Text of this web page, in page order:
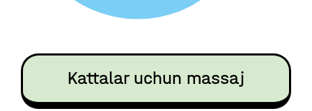
Kattalar uchun massaj